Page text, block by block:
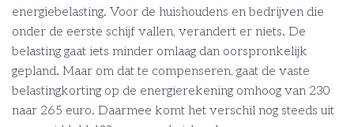
energiebelasting. Voor de huishoudens en bedrijven die
onder de eerste schijf vallen, verandert er niets. De
belasting gaat iets minder omlaag dan oorspronkelijk
gepland. Maar om dat te compenseren, gaat de vaste
belastingkorting op de energierekening omhoog van 230
naar 265 euro. Daarmee komt het verschil nog steeds uit